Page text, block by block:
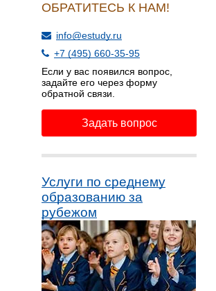
ОБРАТИТЕСЬ К НАМ!
info@estudy.ru
+7 (495) 660-35-95
Если у вас появился вопрос,
задайте его через форму
обратной связи.
Задать вопрос
Услуги по среднему
образованию за
рубежом